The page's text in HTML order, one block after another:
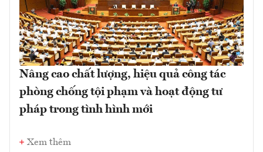
Nâng cao chất lượng, hiệu quả công tác
phòng chống tội phạm và hoạt động tư
pháp trong tình hình mới
Xem thêm